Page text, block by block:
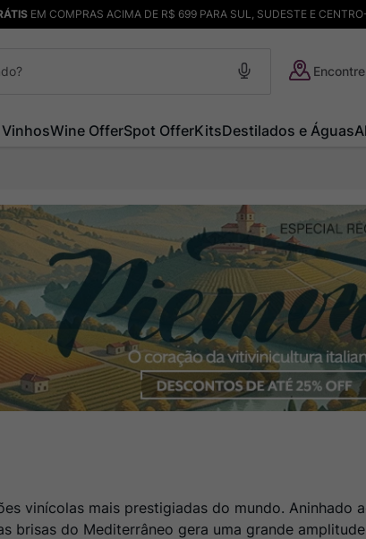
EM COMPRAS ACIMA DE R$ 699 PARA SUL, SUDESTE E
VinhosWine OfferSpot OfferKitsDestilados e Águas
vinícolas mais prestigiadas do mundo.
brisas do Mediterrâneo gera uma grande